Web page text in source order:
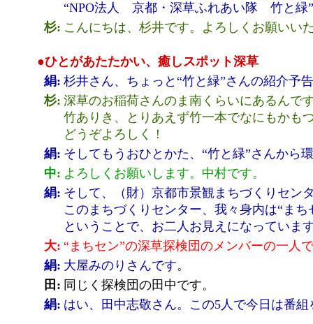
“NPO法人 京都・深草ふれあい隊 竹と緑
杉: こんにちは、杉井です。よろしくお願いい
●ひとがあたたかい、癒しスポット深草
絹: 杉井さん、ちょっと“竹と緑”さんの紹介予
杉: 深草のお稲荷さんのま南くらいにあるんで
竹ありき、とりあえず竹一本でなにもかも
どうぞよろしく！
絹: そしてもうおひとかた、“竹と緑”さんか
中: よろしくお願いします。中村です。
絹: そして、（財）京都市景観まちづくりセン
このまちづくりセンター、我々身内は“ま
ということで、お二人お見えになっていま
大: “まちセン”の深草探検団のメンバーの一人
絹: 大屋みのりさんです。
田: 同じく探検団の田中です。
絹: はい、田中志敬さん。この5人で今日は番